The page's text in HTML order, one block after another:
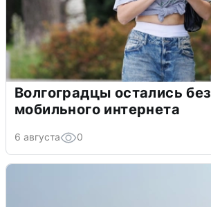
Волгоградцы остались без
мобильного интернета
6 августа 0